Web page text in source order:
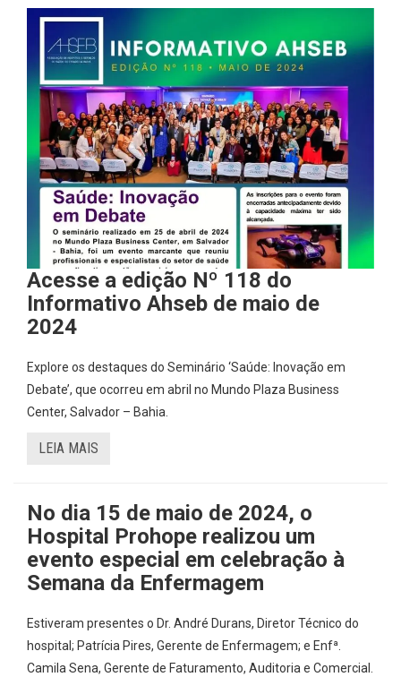
Acesse a edição Nº 118 do
Informativo Ahseb de maio de
2024
Explore os destaques do Seminário ‘Saúde: Inovação em
Debate’, que ocorreu em abril no Mundo Plaza Business
Center, Salvador – Bahia.
LEIA MAIS
No dia 15 de maio de 2024, o
Hospital Prohope realizou um
evento especial em celebração à
Semana da Enfermagem
Estiveram presentes o Dr. André Durans, Diretor Técnico do
hospital; Patrícia Pires, Gerente de Enfermagem; e Enfª.
Camila Sena, Gerente de Faturamento, Auditoria e Comercial.